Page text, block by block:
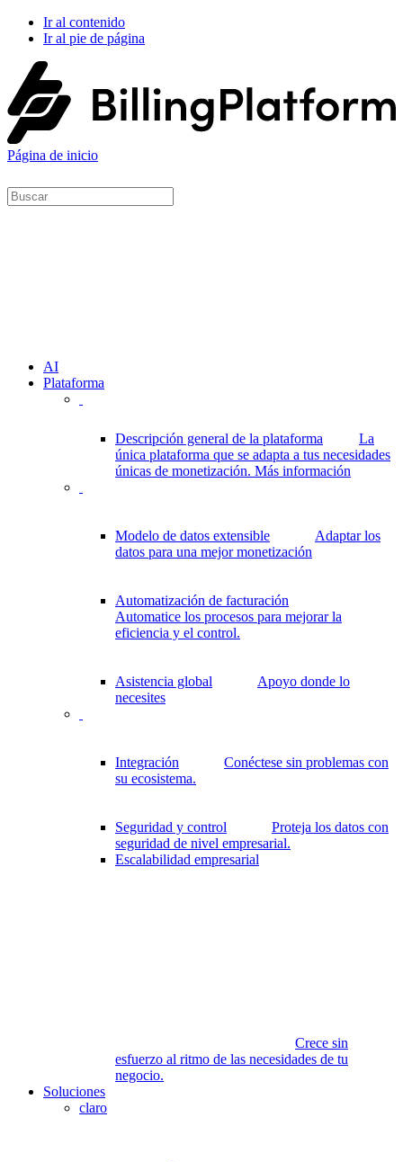
Ir al contenido
Ir al pie de página
Página de inicio
AI
Plataforma
Descripción general de la plataforma
La
única plataforma que se adapta a tus necesidades
únicas de monetización. Más información
Modelo de datos extensible
Adaptar los
datos para una mejor monetización
Automatización de facturación
Automatice los procesos para mejorar la
eficiencia y el control.
Asistencia global
Apoyo donde lo
necesites
Integración
Conéctese sin problemas con
su ecosistema.
Seguridad y control
Proteja los datos con
seguridad de nivel empresarial.
Escalabilidad empresarial
Crece sin
esfuerzo al ritmo de las necesidades de tu
negocio.
Soluciones
claro